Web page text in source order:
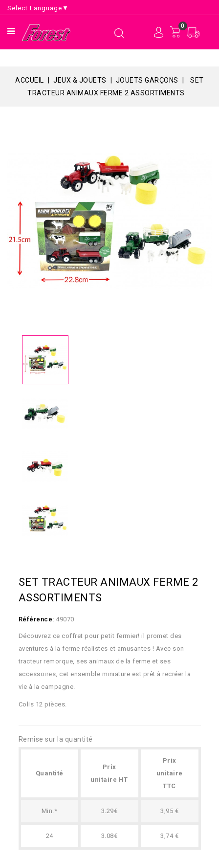
Select Language ▼
0
ACCUEIL JEUX & JOUETS JOUETS GARÇONS
SET
TRACTEUR ANIMAUX FERME 2 ASSORTIMENTS
SET TRACTEUR ANIMAUX FERME 2
ASSORTIMENTS
Référence: 49070
Découvrez ce coffret pour petit fermier! il promet des
aventures à la ferme réalistes et amusantes ! Avec son
tracteur remorque, ses animaux de la ferme et ses
accessoires, cet ensemble miniature est prêt à recréer la
vie à la campagne.
Colis 12 pièces.
Remise sur la quantité
Quantité
Prix
unitaire HT
Prix
unitaire
TTC
Min.* 3.29€ 3,95 €
24 3.08€ 3,74 €